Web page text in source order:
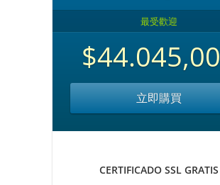
最受歡迎
$44.045,00
立即購買
CERTIFICADO SSL GRATIS